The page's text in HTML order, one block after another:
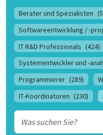
Berater und Spezialisten
Softwareentwicklung / -
IT R&D Professionals (424)
Systementwickler und -
Programmierer (289)
IT-Koordinatoren (230)